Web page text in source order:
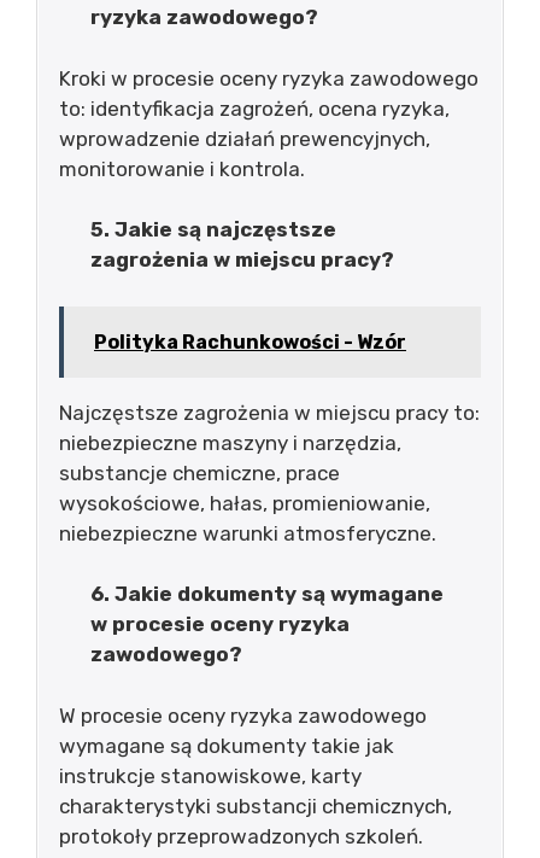
ryzyka zawodowego?
Kroki w procesie oceny ryzyka zawodowego
to: identyfikacja zagrożeń, ocena ryzyka,
wprowadzenie działań prewencyjnych,
monitorowanie i kontrola.
5. Jakie są najczęstsze
zagrożenia w miejscu pracy?
Polityka Rachunkowości - Wzór
Najczęstsze zagrożenia w miejscu pracy to:
niebezpieczne maszyny i narzędzia,
substancje chemiczne, prace
wysokościowe, hałas, promieniowanie,
niebezpieczne warunki atmosferyczne.
6. Jakie dokumenty są wymagane
w procesie oceny ryzyka
zawodowego?
W procesie oceny ryzyka zawodowego
wymagane są dokumenty takie jak
instrukcje stanowiskowe, karty
charakterystyki substancji chemicznych,
protokoły przeprowadzonych szkoleń.